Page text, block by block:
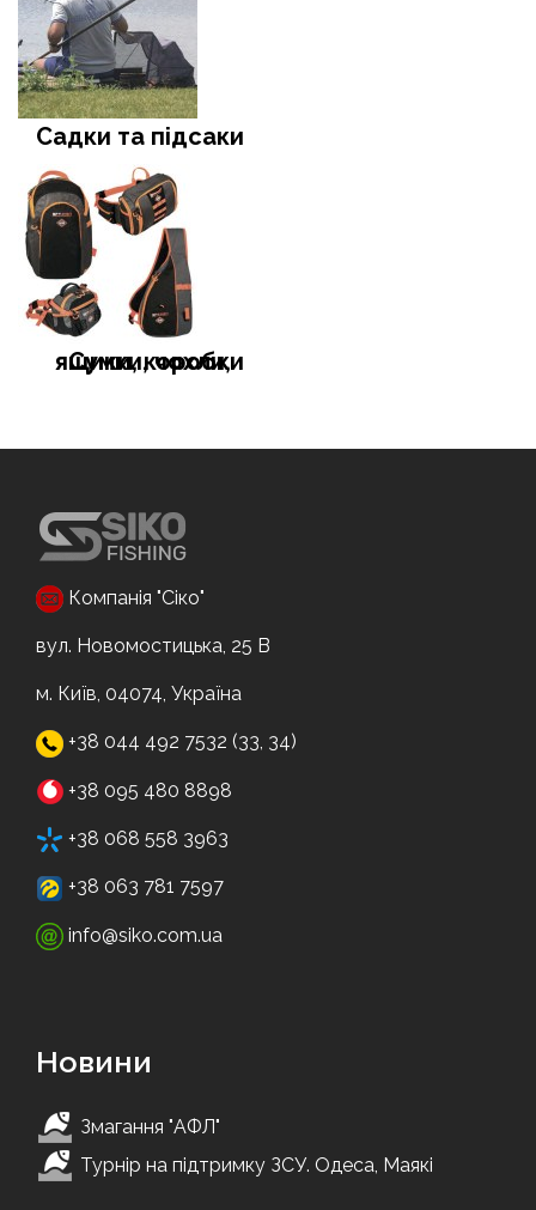
Садки та підсаки
Сумки, чохли, ящики, коробки
Компанія "Сіко"
вул. Новомостицька, 25 В
м. Київ, 04074, Україна
+38 044 492 7532 (33, 34)
+38 095 480 8898
+38 068 558 3963
+38 063 781 7597
info@siko.com.ua
Новини
Змагання "АФЛ"
Турнір на підтримку ЗСУ. Одеса, Маякі